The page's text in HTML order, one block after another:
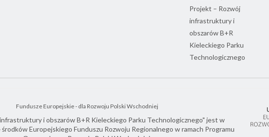
Projekt – Rozwój
infrastruktury i
obszarów B+R
Kieleckiego Parku
Technologicznego
Fundusze Europejskie - dla Rozwoju Polski Wschodniej
i obszarów B+R Kieleckiego Parku Technologicznego" jest w
środków Europejskiego Funduszu Rozwoju Regionalnego w ramach Programu